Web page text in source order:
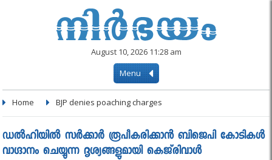
August 10, 2026 11:28 am
Menu
Home BJP denies poaching charges
ഡൽഹിയിൽ സർക്കാർ രൂപീകരിക്കാൻ ബിജെപി കോടികൾ
വാഗ്ദാനം ചെയ്യുന്ന ദൃശ്യങ്ങളുമായി കെജ്‌രിവാൾ